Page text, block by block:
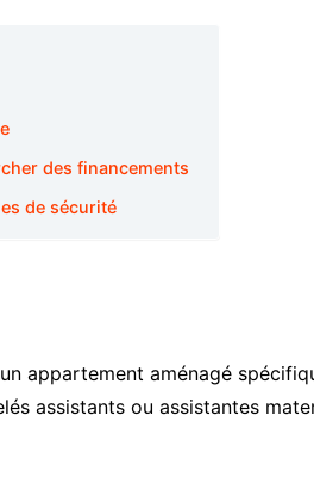
des financements
de sécurité
appartement aménagé
assistants ou assistantes